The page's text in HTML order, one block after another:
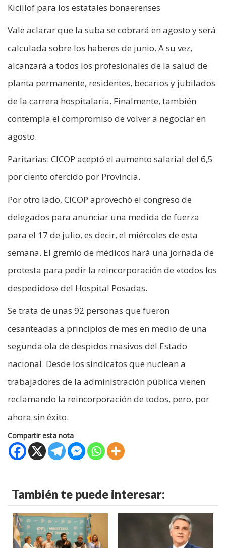
Kicillof para los estatales bonaerenses
Vale aclarar que la suba se cobrará en agosto y será
calculada sobre los haberes de junio. A su vez,
alcanzará a todos los profesionales de la salud de
planta permanente, residentes, becarios y jubilados
de la carrera hospitalaria. Finalmente, también
contempla el compromiso de volver a negociar en
agosto.
Paritarias: CICOP aceptó el aumento salarial del 6,5
por ciento ofercido por Provincia.
Por otro lado, CICOP aprovechó el congreso de
delegados para anunciar una medida de fuerza
para el 17 de julio, es decir, el miércoles de esta
semana. El gremio de médicos hará una jornada de
protesta para pedir la reincorporación de «todos los
despedidos» del Hospital Posadas.
Se trata de unas 92 personas que fueron
cesanteadas a principios de mes en medio de una
segunda ola de despidos masivos del Estado
nacional. Desde los sindicatos que nuclean a
trabajadores de la administración pública vienen
reclamando la reincorporación de todos, pero, por
ahora sin éxito.
Compartir esta nota
También te puede interesar: